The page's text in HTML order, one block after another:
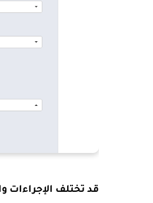
قد تختلف الإجراءات